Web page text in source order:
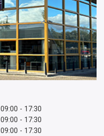
09:00 - 17:30
09:00 - 17:30
09:00 - 17:30